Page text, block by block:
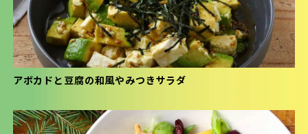
アボカドと豆腐の和風やみつきサラダ